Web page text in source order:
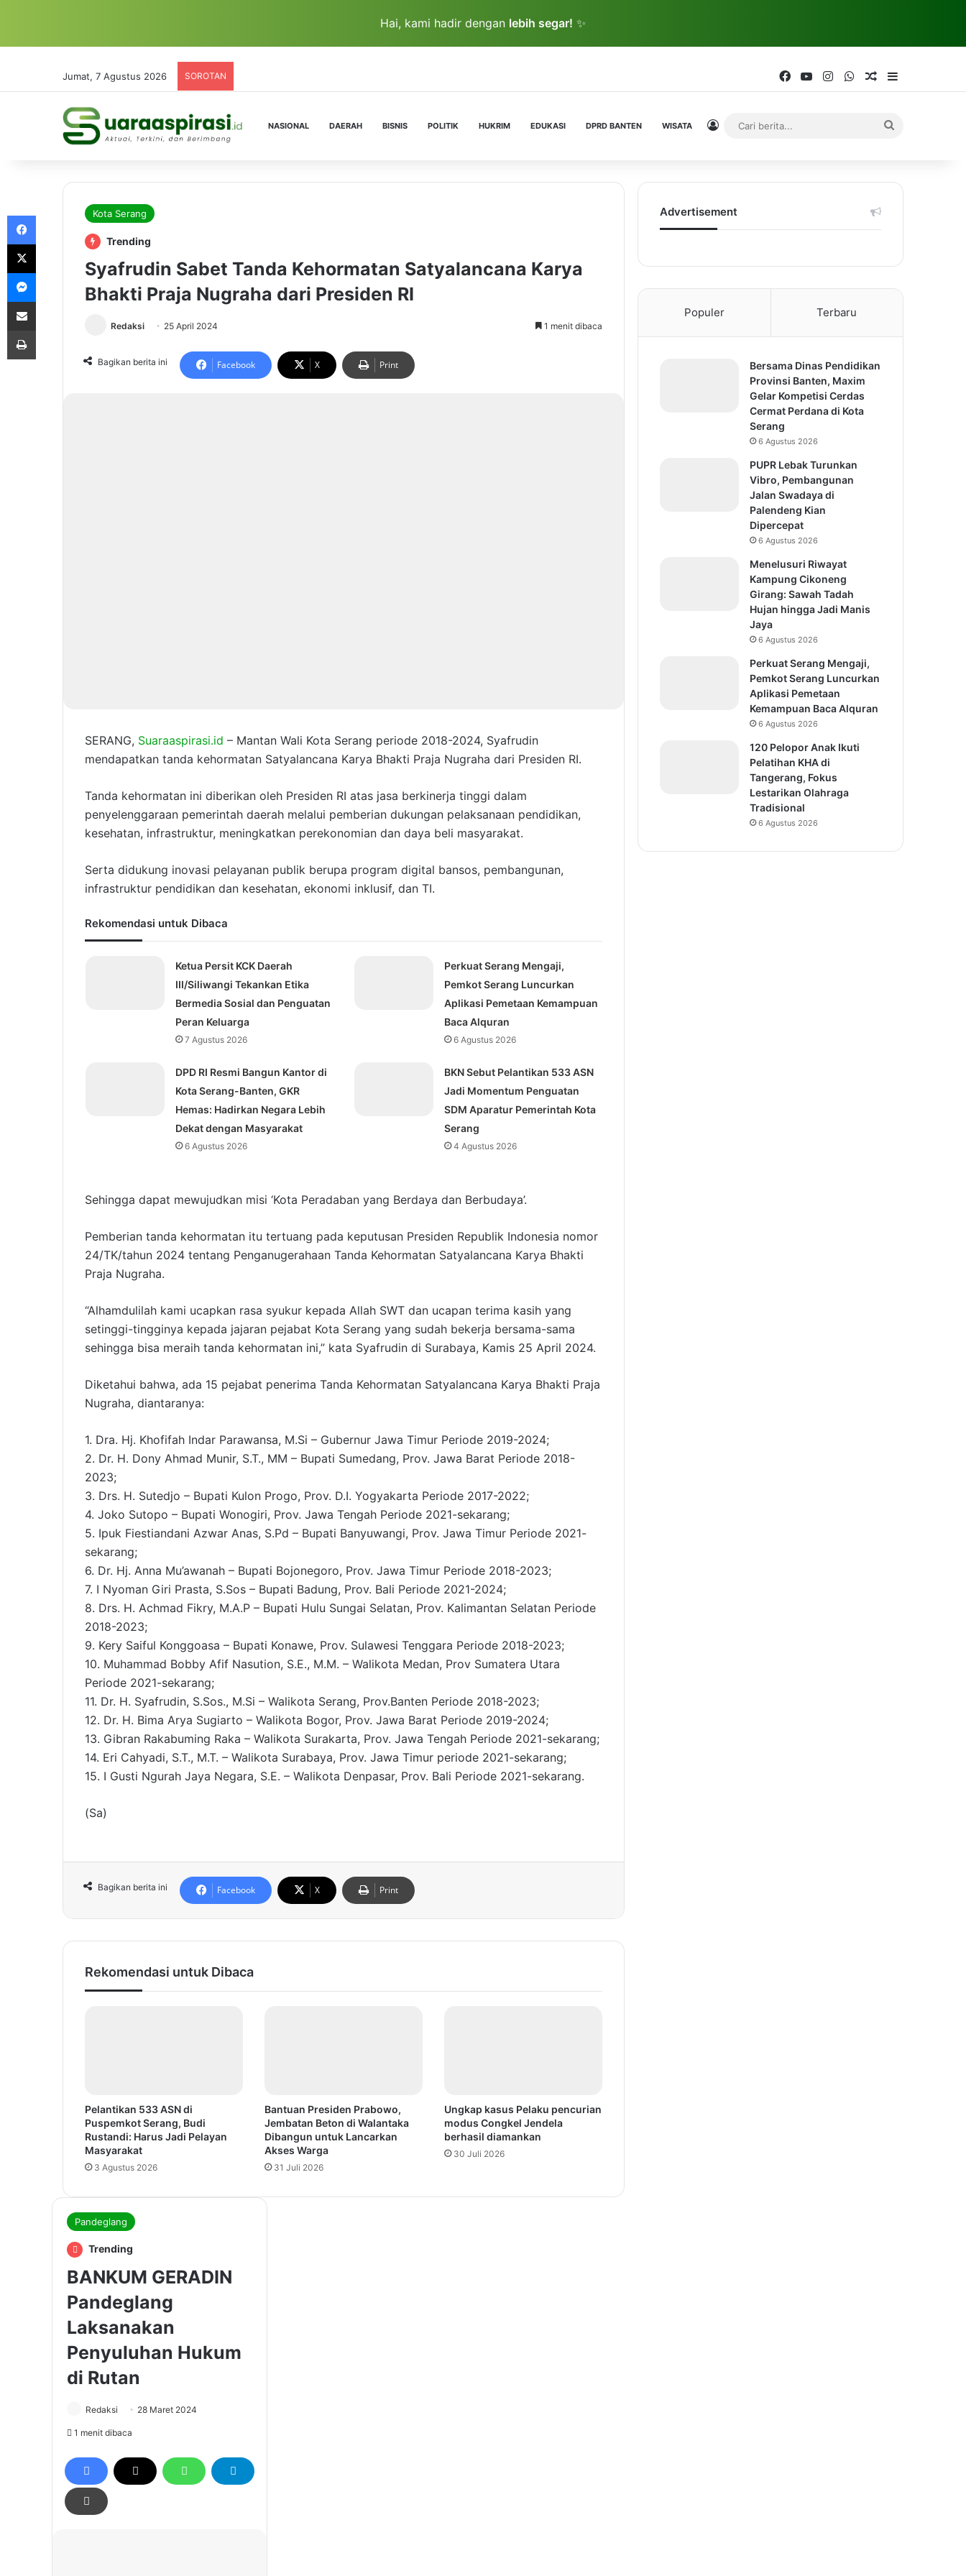
Hai, kami hadir dengan lebih segar! ✨
Jumat, 7 Agustus 2026 SOROTAN FacebookYouTubeInstagramWhatsAppRandom Article
NASIONAL DAERAH BISNIS POLITIK HUKRIM EDUKASI DPRD BANTEN WISATA Log In
Kota Serang
Trending
Syafrudin Sabet Tanda Kehormatan Satyalancana Karya
Bhakti Praja Nugraha dari Presiden RI
Redaksi 25 April 2024 1 menit dibaca
Bagikan berita ini Facebook X Print
SERANG, Suaraaspirasi.id – Mantan Wali Kota Serang periode 2018-2024, Syafrudin
mendapatkan tanda kehormatan Satyalancana Karya Bhakti Praja Nugraha dari Presiden RI.
Tanda kehormatan ini diberikan oleh Presiden RI atas jasa berkinerja tinggi dalam
penyelenggaraan pemerintah daerah melalui pemberian dukungan pelaksanaan pendidikan,
kesehatan, infrastruktur, meningkatkan perekonomian dan daya beli masyarakat.
Serta didukung inovasi pelayanan publik berupa program digital bansos, pembangunan,
infrastruktur pendidikan dan kesehatan, ekonomi inklusif, dan TI.
Rekomendasi untuk Dibaca
Ketua Persit KCK Daerah
III/Siliwangi Tekankan Etika
Bermedia Sosial dan Penguatan
Peran Keluarga
7 Agustus 2026
Perkuat Serang Mengaji,
Pemkot Serang Luncurkan
Aplikasi Pemetaan Kemampuan
Baca Alquran
6 Agustus 2026
DPD RI Resmi Bangun Kantor di
Kota Serang-Banten, GKR
Hemas: Hadirkan Negara Lebih
Dekat dengan Masyarakat
6 Agustus 2026
BKN Sebut Pelantikan 533 ASN
Jadi Momentum Penguatan
SDM Aparatur Pemerintah Kota
Serang
4 Agustus 2026
Sehingga dapat mewujudkan misi ‘Kota Peradaban yang Berdaya dan Berbudaya’.
Pemberian tanda kehormatan itu tertuang pada keputusan Presiden Republik Indonesia nomor
24/TK/tahun 2024 tentang Penganugerahaan Tanda Kehormatan Satyalancana Karya Bhakti
Praja Nugraha.
“Alhamdulilah kami ucapkan rasa syukur kepada Allah SWT dan ucapan terima kasih yang
setinggi-tingginya kepada jajaran pejabat Kota Serang yang sudah bekerja bersama-sama
sehingga bisa meraih tanda kehormatan ini,” kata Syafrudin di Surabaya, Kamis 25 April 2024.
Diketahui bahwa, ada 15 pejabat penerima Tanda Kehormatan Satyalancana Karya Bhakti Praja
Nugraha, diantaranya:
1. Dra. Hj. Khofifah Indar Parawansa, M.Si – Gubernur Jawa Timur Periode 2019-2024;
2. Dr. H. Dony Ahmad Munir, S.T., MM – Bupati Sumedang, Prov. Jawa Barat Periode 2018-
2023;
3. Drs. H. Sutedjo – Bupati Kulon Progo, Prov. D.I. Yogyakarta Periode 2017-2022;
4. Joko Sutopo – Bupati Wonogiri, Prov. Jawa Tengah Periode 2021-sekarang;
5. Ipuk Fiestiandani Azwar Anas, S.Pd – Bupati Banyuwangi, Prov. Jawa Timur Periode 2021-
sekarang;
6. Dr. Hj. Anna Mu’awanah – Bupati Bojonegoro, Prov. Jawa Timur Periode 2018-2023;
7. I Nyoman Giri Prasta, S.Sos – Bupati Badung, Prov. Bali Periode 2021-2024;
8. Drs. H. Achmad Fikry, M.A.P – Bupati Hulu Sungai Selatan, Prov. Kalimantan Selatan Periode
2018-2023;
9. Kery Saiful Konggoasa – Bupati Konawe, Prov. Sulawesi Tenggara Periode 2018-2023;
10. Muhammad Bobby Afif Nasution, S.E., M.M. – Walikota Medan, Prov Sumatera Utara
Periode 2021-sekarang;
11. Dr. H. Syafrudin, S.Sos., M.Si – Walikota Serang, Prov.Banten Periode 2018-2023;
12. Dr. H. Bima Arya Sugiarto – Walikota Bogor, Prov. Jawa Barat Periode 2019-2024;
13. Gibran Rakabuming Raka – Walikota Surakarta, Prov. Jawa Tengah Periode 2021-sekarang;
14. Eri Cahyadi, S.T., M.T. – Walikota Surabaya, Prov. Jawa Timur periode 2021-sekarang;
15. I Gusti Ngurah Jaya Negara, S.E. – Walikota Denpasar, Prov. Bali Periode 2021-sekarang.
(Sa)
Bagikan berita ini Facebook X Print
Rekomendasi untuk Dibaca
Pelantikan 533 ASN di
Puspemkot Serang, Budi
Rustandi: Harus Jadi Pelayan
Masyarakat
3 Agustus 2026
Bantuan Presiden Prabowo,
Jembatan Beton di Walantaka
Dibangun untuk Lancarkan
Akses Warga
31 Juli 2026
Ungkap kasus Pelaku pencurian
modus Congkel Jendela
berhasil diamankan
30 Juli 2026
Advertisement
Populer Terbaru
Bersama Dinas Pendidikan
Provinsi Banten, Maxim
Gelar Kompetisi Cerdas
Cermat Perdana di Kota
Serang
6 Agustus 2026
PUPR Lebak Turunkan
Vibro, Pembangunan
Jalan Swadaya di
Palendeng Kian
Dipercepat
6 Agustus 2026
Menelusuri Riwayat
Kampung Cikoneng
Girang: Sawah Tadah
Hujan hingga Jadi Manis
Jaya
6 Agustus 2026
Perkuat Serang Mengaji,
Pemkot Serang Luncurkan
Aplikasi Pemetaan
Kemampuan Baca Alquran
6 Agustus 2026
120 Pelopor Anak Ikuti
Pelatihan KHA di
Tangerang, Fokus
Lestarikan Olahraga
Tradisional
6 Agustus 2026
Messenger